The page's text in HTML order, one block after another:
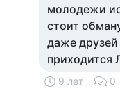
молодежи
стоит
даже друзей
приходится
9 лет 0